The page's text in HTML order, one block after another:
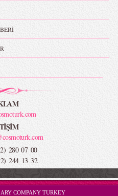
280 07 00
244 13 32
COMPANY TURKEY